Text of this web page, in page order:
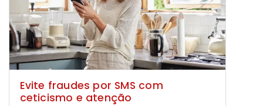
Evite fraudes por SMS com
ceticismo e atenção